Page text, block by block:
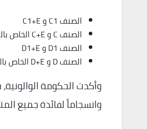
الصنف C1 و C1+E
الصنف C و C+E الخاص بالشاحنات الثقيلة
الصنف D1 و D1+E
الصنف D و D+E الخاص بالحافلات وحافلات نقل المسافرين
وأكدت الحكومة
وانسجاماً لفائدة جميع